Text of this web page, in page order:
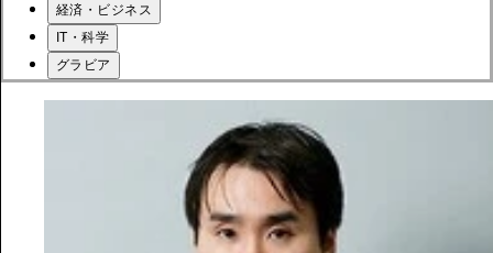
経済・ビジネス
IT・科学
グラビア